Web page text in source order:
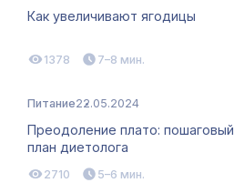
Как увеличивают ягодицы
1378 7–8 мин.
Питание22.05.2024
Преодоление плато: пошаговый
план диетолога
2710 5–6 мин.